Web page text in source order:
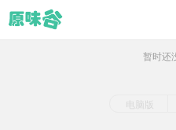
暂时还
电脑版